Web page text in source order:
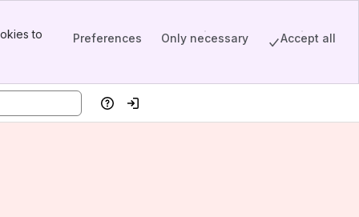
to
Preferences Only necessary Accept all
HelpLog in